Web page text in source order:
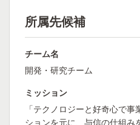
所属先候補
チーム名
開発・研究チーム
ミッション
「テクノロジーと好奇心で
ションを元に、与信の仕組み